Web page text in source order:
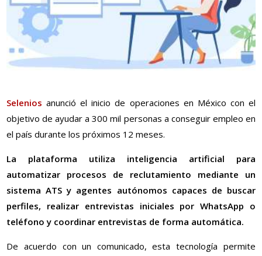
Selenios anunció el inicio de operaciones en México con el
objetivo de ayudar a 300 mil personas a conseguir empleo en
el país durante los próximos 12 meses.
La plataforma utiliza inteligencia artificial para
automatizar procesos de reclutamiento mediante un
sistema ATS y agentes autónomos capaces de buscar
perfiles, realizar entrevistas iniciales por WhatsApp o
teléfono y coordinar entrevistas de forma automática.
De acuerdo con un comunicado, esta tecnología permite